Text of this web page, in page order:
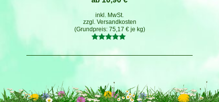
75,17 €je kg
inkl. MwSt.
zzgl. Versandkosten